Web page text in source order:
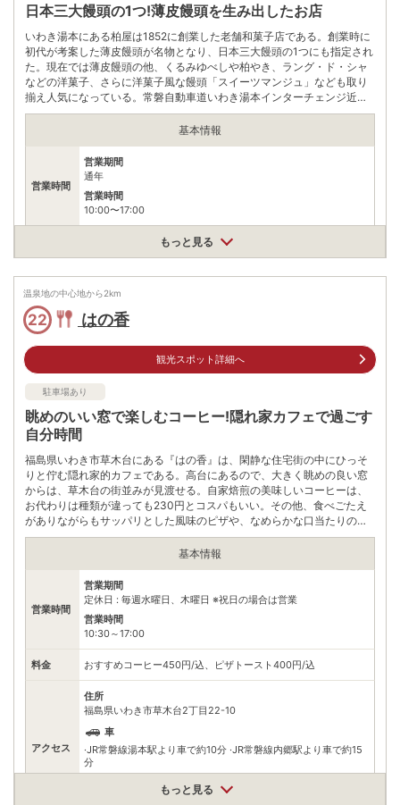
日本三大饅頭の1つ!薄皮饅頭を生み出したお店
いわき湯本にある柏屋は1852に創業した老舗和菓子店である。創業時に
初代が考案した薄皮饅頭が名物となり、日本三大饅頭の1つにも指定され
た。現在では薄皮饅頭の他、くるみゆべしや柏やき、ラング・ド・シャ
などの洋菓子、さらに洋菓子風な饅頭「スイーツマンジュ」なども取り
揃え人気になっている。常磐自動車道いわき湯本インターチェンジ近く
にあったり、試食やフリードリンクもあるので、訪問客が後を絶たな
基本情報
営業時間
営業期間
通年
営業時間
10:00〜17:00
薄皮饅頭(こしあん·つぶあん)8ヶ入り1080円/込、花ことば3ヶ入
アクセス
福島県常磐藤原町大畑85-7
車
公共交通機関
いわき湯本インターバス停から徒歩約4分
駐車場
無料（38台）
※日本三大饅頭の1つ!薄皮饅頭を生み出したお店
※ 掲載情報は変更になる場合があります。最新の内容はご利用前にご自身でお
問合せください。
※ 料金情報は税込・税抜表記が混ざっております。正しい金額はご利用前にご
自身でお問合せください。
もっと見る
温泉地の中心地から2km
22 はの香
観光スポット詳細へ
駐車場あり
眺めのいい窓で楽しむコーヒー!隠れ家カフェで過ごす
自分時間
福島県いわき市草木台にある『はの香』は、閑静な住宅街の中にひっそ
りと佇む隠れ家的カフェである。高台にあるので、大きく眺めの良い窓
からは、草木台の街並みが見渡せる。自家焙煎の美味しいコーヒーは、
お代わりは種類が違っても230円とコスパもいい。その他、食べごたえ
がありながらもサッパリとした風味のピザや、なめらかな口当たりのカ
ボチャプリンなども人気となっている。
基本情報
営業時間
営業期間
定休日 : 毎週水曜日、木曜日 ※祝日の場合は営業
営業時間
10:30～17:00
料金 おすすめコーヒー450円/込、ピザトースト400円/込
アクセス
住所
福島県いわき市草木台2丁目22-10
車
·JR常磐線湯本駅より車で約10分 ·JR常磐線内郷駅より車で約15
分
もっと見る